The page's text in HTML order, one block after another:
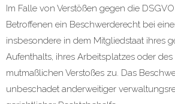
Im Falle von Verstößen gegen die
Betroffenen ein Beschwerderecht bei
insbesondere in dem Mitgliedstaat ihres
Aufenthalts, ihres Arbeitsplatzes oder des
mutmaßlichen Verstoßes zu. Das
unbeschadet anderweitiger